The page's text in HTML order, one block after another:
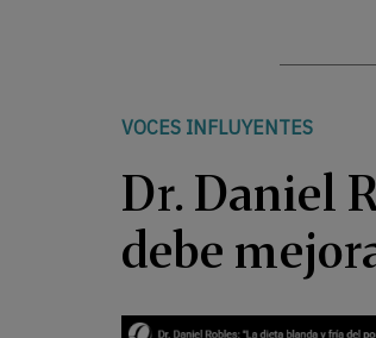
VOCES INFLUYENTES
Dr. Daniel
debe